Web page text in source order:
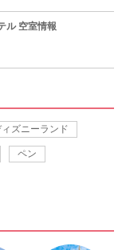
ル 空室情報
ズニーランド
ペン